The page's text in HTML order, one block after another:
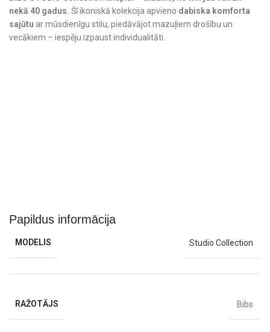
nekā 40 gadus. Šī ikoniskā kolekcija apvieno dabiska komforta
sajūtu ar mūsdienīgu stilu, piedāvājot mazuļiem drošību un
vecākiem – iespēju izpaust individualitāti.
Papildus informācija
MODELIS Studio Collection
RAŽOTĀJS Bibs